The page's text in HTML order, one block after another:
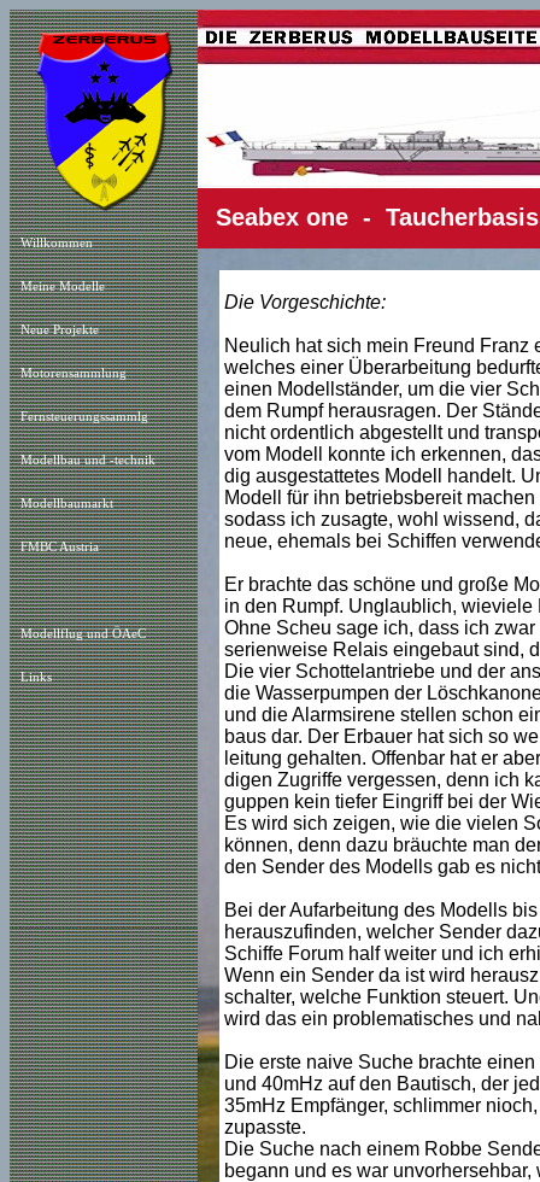
Willkommen
Meine Modelle
Neue Projekte
Motorensammlung
Fernsteuerungssammlg
Modellbau und -technik
Modellbaumarkt
FMBC Austria
Modellflug und ÖAeC
Links
Seabex one -
Die Vorgeschichte:
Neulich hat sich mein Freund
welches einer Überarbeitung
einen Modellständer, um die vier
dem Rumpf herausragen. Der
nicht ordentlich abgestellt und
vom Modell konnte ich erkennen,
dig ausgestattetes Modell handelt.
Modell für ihn betriebsbereit
sodass ich zusagte, wohl wissend,
neue, ehemals bei Schiffen
Er brachte das schöne und große
in den Rumpf. Unglaublich,
Ohne Scheu sage ich, dass ich
serienweise Relais eingebaut sind,
Die vier Schottelantriebe und der
die Wasserpumpen der
und die Alarmsirene stellen schon
baus dar. Der Erbauer hat sich so
leitung gehalten. Offenbar hat er
digen Zugriffe vergessen, denn ich
guppen kein tiefer Eingriff bei der
Es wird sich zeigen, wie die vielen
können, denn dazu bräuchte man
den Sender des Modells gab es
Bei der Aufarbeitung des Modells
herauszufinden, welcher Sender
Schiffe Forum half weiter und ich
Wenn ein Sender da ist wird
schalter, welche Funktion steuert.
wird das ein problematisches und
Die erste naive Suche brachte
und 40mHz auf den Bautisch, der
35mHz Empfänger, schlimmer
zupasste.
Die Suche nach einem Robbe
begann und es war